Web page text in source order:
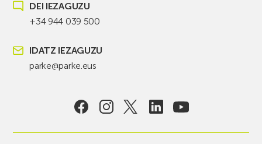
DEI IEZAGUZU
+34 944 039 500
IDATZ IEZAGUZU
parke@parke.eus